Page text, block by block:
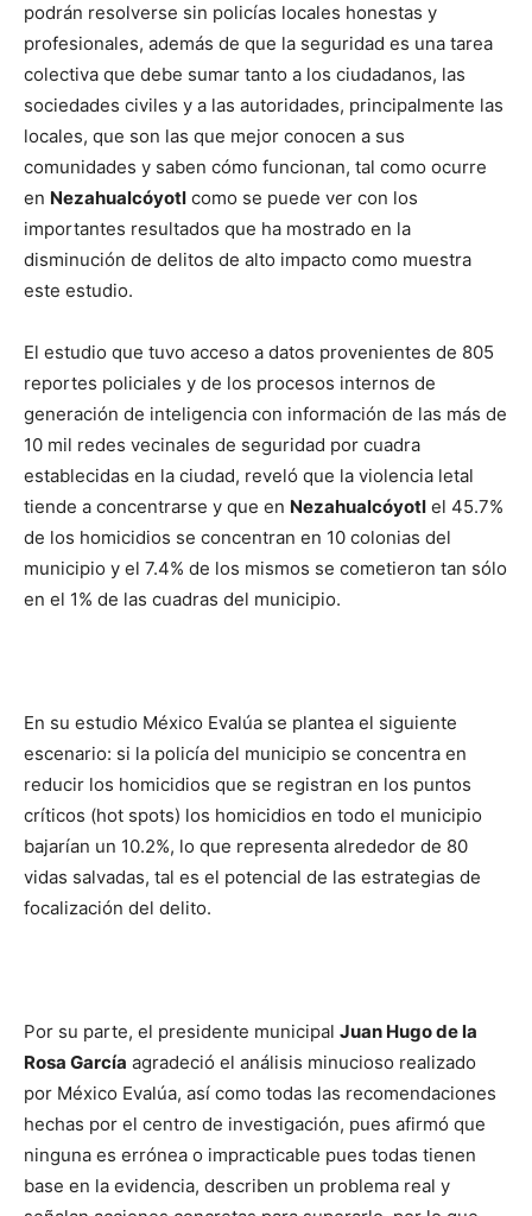
podrán resolverse sin policías locales honestas y
profesionales, además de que la seguridad es una tarea
colectiva que debe sumar tanto a los ciudadanos, las
sociedades civiles y a las autoridades, principalmente las
locales, que son las que mejor conocen a sus
comunidades y saben cómo funcionan, tal como ocurre
en Nezahualcóyotl como se puede ver con los
importantes resultados que ha mostrado en la
disminución de delitos de alto impacto como muestra
este estudio.
El estudio que tuvo acceso a datos provenientes de 805
reportes policiales y de los procesos internos de
generación de inteligencia con información de las más de
10 mil redes vecinales de seguridad por cuadra
establecidas en la ciudad, reveló que la violencia letal
tiende a concentrarse y que en Nezahualcóyotl el 45.7%
de los homicidios se concentran en 10 colonias del
municipio y el 7.4% de los mismos se cometieron tan sólo
en el 1% de las cuadras del municipio.
En su estudio México Evalúa se plantea el siguiente
escenario: si la policía del municipio se concentra en
reducir los homicidios que se registran en los puntos
críticos (hot spots) los homicidios en todo el municipio
bajarían un 10.2%, lo que representa alrededor de 80
vidas salvadas, tal es el potencial de las estrategias de
focalización del delito.
Por su parte, el presidente municipal Juan Hugo de la
Rosa García agradeció el análisis minucioso realizado
por México Evalúa, así como todas las recomendaciones
hechas por el centro de investigación, pues afirmó que
ninguna es errónea o impracticable pues todas tienen
base en la evidencia, describen un problema real y